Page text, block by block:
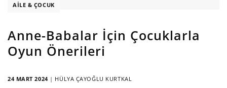
AILE & ÇOCUK
Anne-Babalar İçin Çocuklarla
Oyun Önerileri
24 MART 2024| HÜLYA ÇAYOĞLU KURTKAL